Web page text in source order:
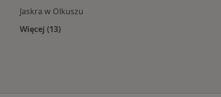
Jaskra w Olkuszu
Więcej (13)